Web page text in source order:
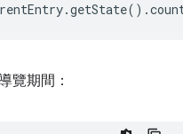
.getState().
覽期間：